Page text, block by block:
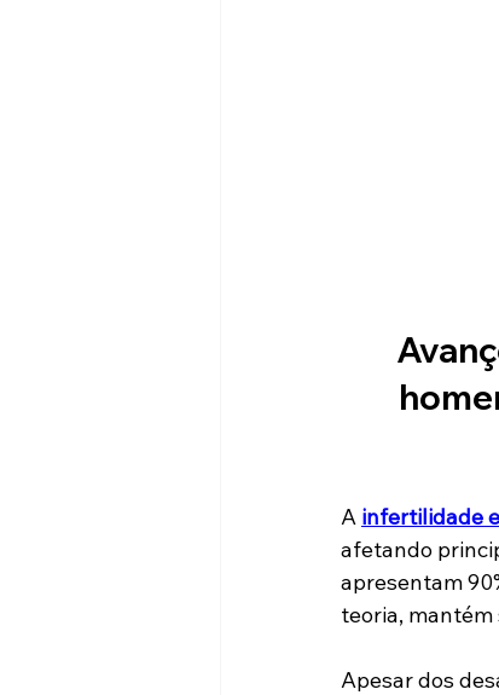
A infertilidade
afetando
apresentam
teoria,
Apesar dos